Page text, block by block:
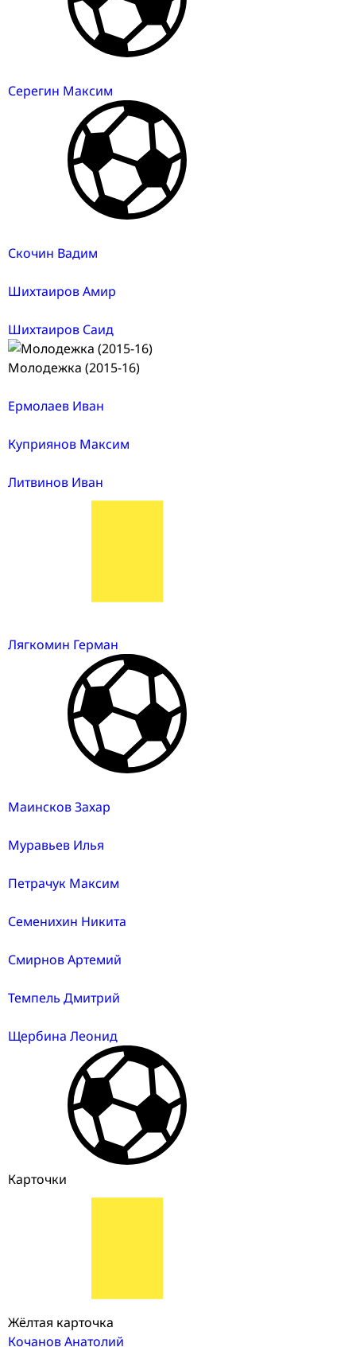
Серегин Максим
Скочин Вадим
Шихтаиров Амир
Шихтаиров Саид
Молодежка (2015-16)
Ермолаев Иван
Куприянов Максим
Литвинов Иван
Лягкомин Герман
Маинсков Захар
Муравьев Илья
Петрачук Максим
Семенихин Никита
Смирнов Артемий
Темпель Дмитрий
Щербина Леонид
Карточки
Жёлтая карточка
Кочанов Анатолий